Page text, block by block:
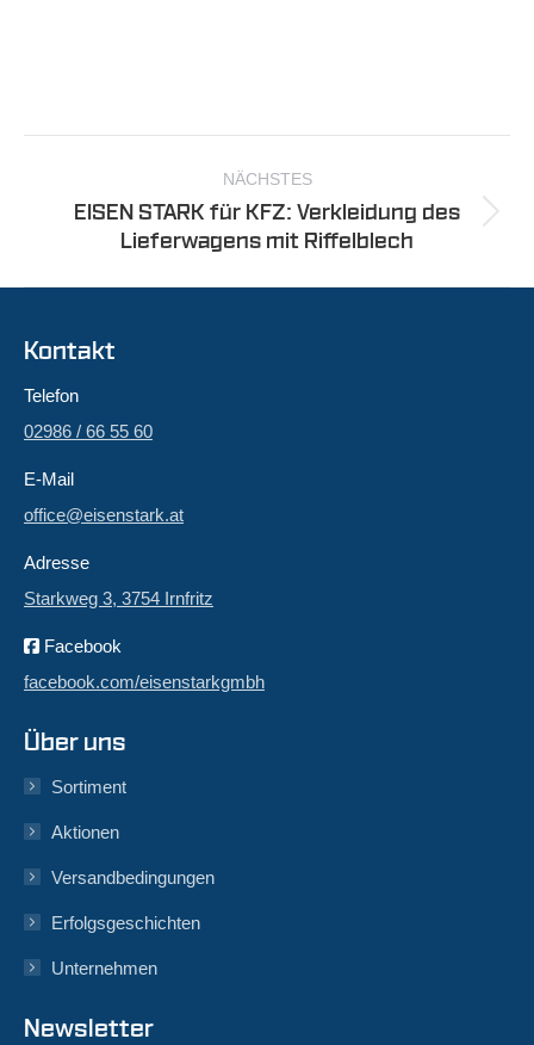
NÄCHSTES
Next
EISEN STARK für KFZ: Verkleidung des
Lieferwagens mit Riffelblech
Kontakt
Telefon
02986 / 66 55 60
E-Mail
office@eisenstark.at
Adresse
Starkweg 3, 3754 Irnfritz
Facebook
facebook.com/eisenstarkgmbh
Über uns
Sortiment
Aktionen
Versandbedingungen
Erfolgsgeschichten
Unternehmen
Newsletter